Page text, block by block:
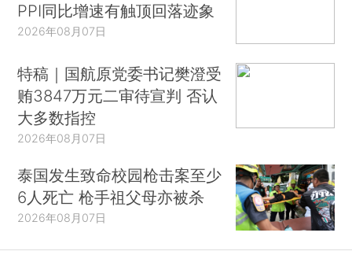
PPI同比增速有触顶回落迹象
2026年08月07日
特稿｜国航原党委书记樊澄受
贿3847万元二审待宣判 否认
大多数指控
2026年08月07日
泰国发生致命校园枪击案至少
6人死亡 枪手祖父母亦被杀
2026年08月07日